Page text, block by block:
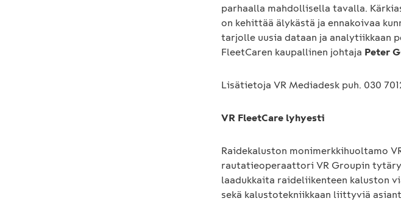
parhaalla mahdollisella tavalla.
on kehittää älykästä ja ennakoivaa
tarjolle uusia dataan ja analytiikkaan
FleetCaren kaupallinen johtaja Peter
Lisätietoja VR Mediadesk puh. 030
VR FleetCare lyhyesti
Raidekaluston monimerkkihuoltamo
rautatieoperaattori VR Groupin
laadukkaita raideliikenteen kaluston
sekä kalustotekniikkaan liittyviä